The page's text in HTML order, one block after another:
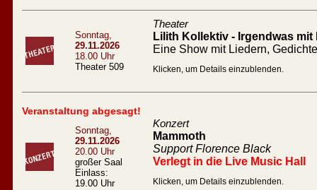
Sonntag,
29.11.2026
18.00 Uhr
Theater 509
Theater
Lilith Kollektiv - Irgendwas mit
Eine Show mit Liedern,
Klicken, um Details einzublenden.
Veranstaltung abgesagt!
Sonntag,
29.11.2026
20.00 Uhr
großer Saal
Einlass:
19.00 Uhr
Konzert
Mammoth
Support Florence Black
Verlegt in die Live Music Hall
Klicken, um Details einzublenden.